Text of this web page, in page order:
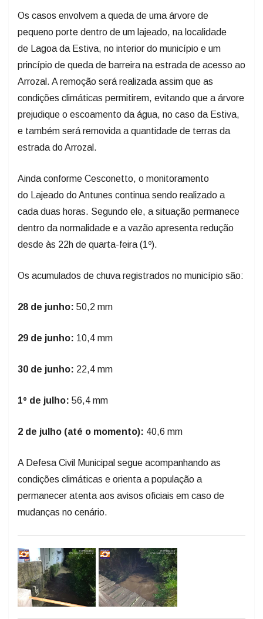
Os casos envolvem a queda de uma árvore de
pequeno porte dentro de um lajeado, na localidade
de Lagoa da Estiva, no interior do município e um
princípio de queda de barreira na estrada de acesso ao
Arrozal. A remoção será realizada assim que as
condições climáticas permitirem, evitando que a árvore
prejudique o escoamento da água, no caso da Estiva,
e também será removida a quantidade de terras da
estrada do Arrozal.
Ainda conforme Cesconetto, o monitoramento
do Lajeado do Antunes continua sendo realizado a
cada duas horas. Segundo ele, a situação permanece
dentro da normalidade e a vazão apresenta redução
desde às 22h de quarta-feira (1º).
Os acumulados de chuva registrados no município são:
28 de junho: 50,2 mm
29 de junho: 10,4 mm
30 de junho: 22,4 mm
1º de julho: 56,4 mm
2 de julho (até o momento): 40,6 mm
A Defesa Civil Municipal segue acompanhando as
condições climáticas e orienta a população a
permanecer atenta aos avisos oficiais em caso de
mudanças no cenário.